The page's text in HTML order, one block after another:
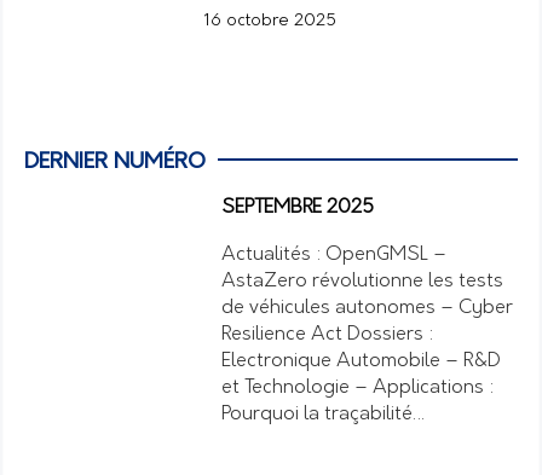
16 octobre 2025
DERNIER NUMÉRO
SEPTEMBRE 2025
Actualités : OpenGMSL –
AstaZero révolutionne les tests
de véhicules autonomes – Cyber
Resilience Act Dossiers :
Electronique Automobile – R&D
et Technologie – Applications :
Pourquoi la traçabilité…